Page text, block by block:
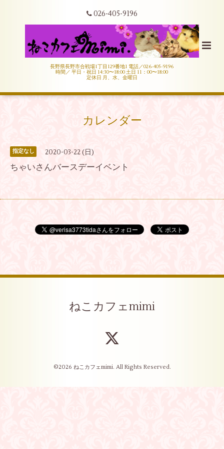
026-405-9196
長野県長野市合戦場1丁目129番地1 電話／026-405-9196
時間／ 平日・祝日 14:30〜18:00 土日 11：00〜18:00
定休日 月、水、金曜日
カレンダー
指定なし 2020-03-22 (日)
ちゃいさんバースデーイベント
ねこカフェmimi
©2026 ねこカフェmimi. All Rights Reserved.